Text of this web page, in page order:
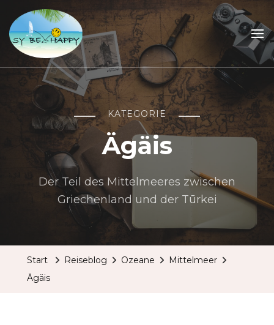
Sailing Be Happy
ein Traum wird wahr
KATEGORIE
Ägäis
Der Teil des Mittelmeeres zwischen
Griechenland und der Tūrkei
Start Reiseblog Ozeane
Mittelmeer
Ägäis